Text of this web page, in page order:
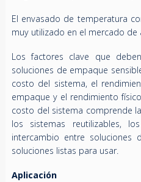
El envasado de temperatura
muy utilizado en el mercado
Los factores clave que
soluciones de empaque
costo del sistema, el
empaque y el rendimiento
costo del sistema comprende
los sistemas reutilizables,
intercambio entre soluciones
soluciones listas para usar.
Aplicación